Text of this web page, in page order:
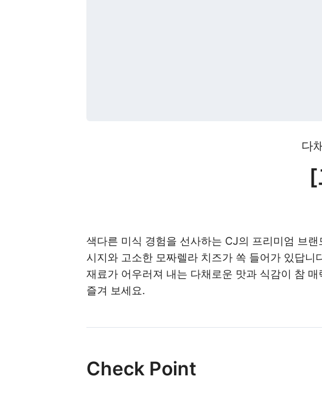
다
색다른 미식 경험을 선사하는 CJ의 프리미엄 브
시지와 고소한 모짜렐라 치즈가 쏙 들어가 있답
재료가 어우러져 내는 다채로운 맛과 식감이 참
즐겨 보세요.
Check Point